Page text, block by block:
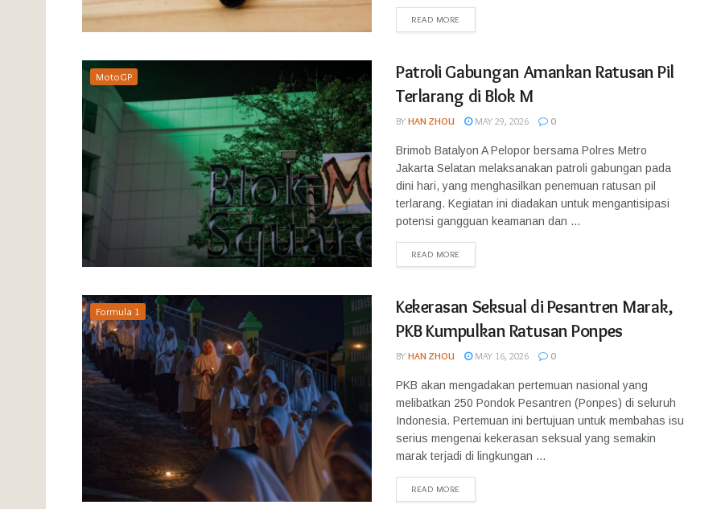
READ MORE
MotoGP
Patroli Gabungan Amankan Ratusan Pil
Terlarang di Blok M
BY HAN ZHOU MAY 29, 2026 0
Brimob Batalyon A Pelopor bersama Polres Metro
Jakarta Selatan melaksanakan patroli gabungan pada
dini hari, yang menghasilkan penemuan ratusan pil
terlarang. Kegiatan ini diadakan untuk mengantisipasi
potensi gangguan keamanan dan ...
READ MORE
Formula 1
Kekerasan Seksual di Pesantren Marak,
PKB Kumpulkan Ratusan Ponpes
BY HAN ZHOU MAY 16, 2026 0
PKB akan mengadakan pertemuan nasional yang
melibatkan 250 Pondok Pesantren (Ponpes) di seluruh
Indonesia. Pertemuan ini bertujuan untuk membahas isu
serius mengenai kekerasan seksual yang semakin
marak terjadi di lingkungan ...
READ MORE